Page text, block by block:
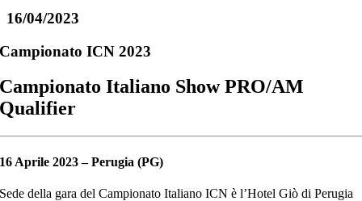
16/04/2023
Campionato ICN 2023
Campionato Italiano Show PRO/AM
Qualifier
16 Aprile 2023 – Perugia (PG)
Sede della gara del Campionato Italiano ICN è l’Hotel Giò di Perugia